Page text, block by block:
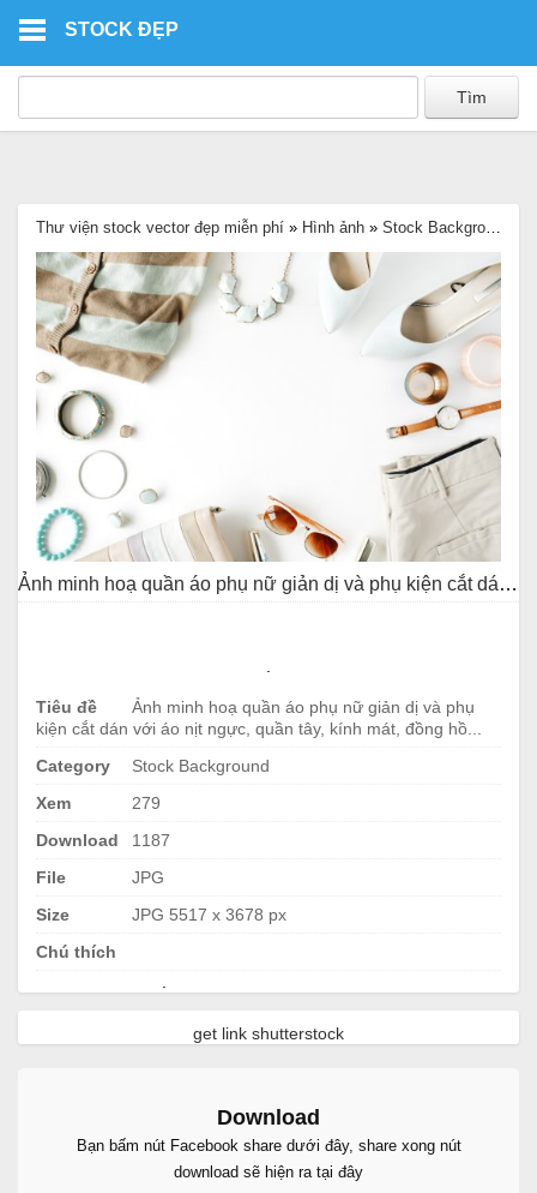
STOCK ĐẸP
Thư viện stock vector đẹp miễn phí » Hình ảnh » Stock Background
Ảnh minh hoạ quần áo phụ nữ giản dị và phụ kiện cắt dán với áo nịt ngực, quần tây, kính mát, đồng hồ...
.
Tiêu đề
Ảnh minh hoạ quần áo phụ nữ giản dị và phụ
kiện cắt dán với áo nịt ngực, quần tây, kính mát, đồng hồ...
Category
Stock Background
Xem
279
Download
1187
File
JPG
Size
JPG 5517 x 3678 px
Chú thích
.
get link shutterstock
Download
Bạn bấm nút Facebook share dưới đây, share xong nút
download sẽ hiện ra tại đây